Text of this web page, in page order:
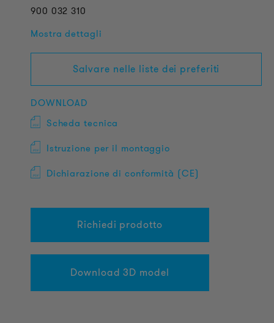
900 032 310
Mostra dettagli
Salvare nelle liste dei preferiti
DOWNLOAD
Scheda tecnica
Istruzione per il montaggio
Dichiarazione di conformità (CE)
Richiedi prodotto
Download 3D model